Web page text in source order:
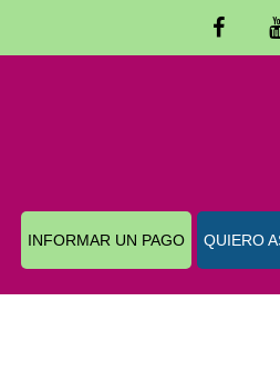
INFORMAR UN PAGO QUIERO